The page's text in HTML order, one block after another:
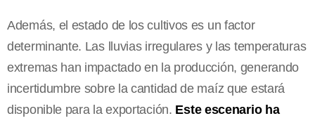
Además, el estado de los cultivos es un factor
determinante. Las lluvias irregulares y las temperaturas
extremas han impactado en la producción, generando
incertidumbre sobre la cantidad de maíz que estará
disponible para la exportación. Este escenario ha